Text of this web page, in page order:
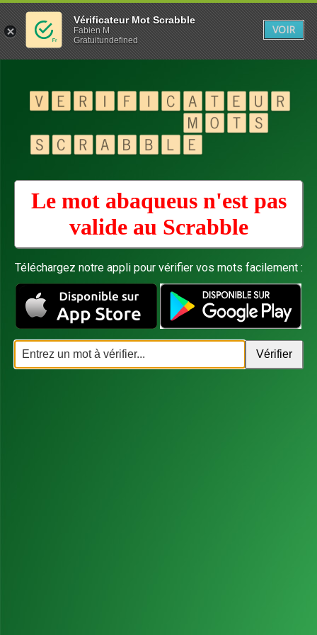
Le mot abaqueus n'est pas
valide au Scrabble
Téléchargez notre appli pour vérifier vos mots facilement :
Vérificateur Mot Scrabble
Fabien M
Gratuitundefined
VOIR